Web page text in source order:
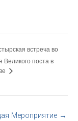
встреча во
Великого поста в
Мероприятие →